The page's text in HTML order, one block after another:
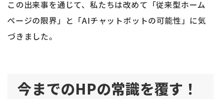
この出来事を通じて、私たちは改めて「従来型ホーム
ページの限界」と「AIチャットボットの可能性」に気
づきました。
今までのHPの常識を覆す！